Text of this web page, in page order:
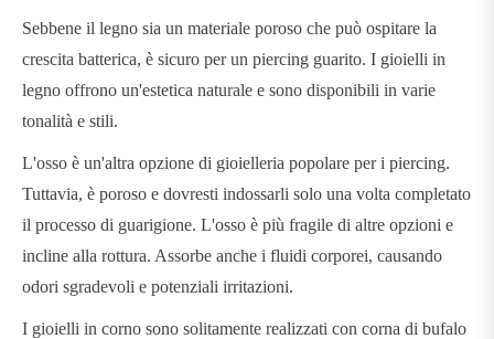
Sebbene il legno sia un materiale poroso che può ospitare la
crescita batterica, è sicuro per un piercing guarito. I gioielli in
legno offrono un'estetica naturale e sono disponibili in varie
tonalità e stili.
L'osso è un'altra opzione di gioielleria popolare per i piercing.
Tuttavia, è poroso e dovresti indossarli solo una volta completato
il processo di guarigione. L'osso è più fragile di altre opzioni e
incline alla rottura. Assorbe anche i fluidi corporei, causando
odori sgradevoli e potenziali irritazioni.
I gioielli in corno sono solitamente realizzati con corna di bufalo